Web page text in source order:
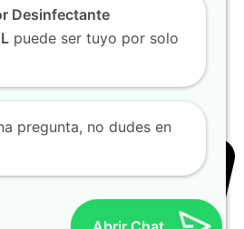
Desinfectante
puede ser tuyo por solo
pregunta, no dudes en